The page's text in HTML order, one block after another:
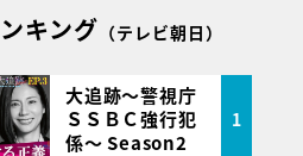
キング （テレビ朝日）
大追跡～警視庁
ＳＳＢＣ強行犯
係～ Season2
1